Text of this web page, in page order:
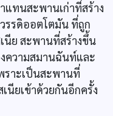
แทนสะพานเก่าที่สร้าง
รรดิออตโตมัน ที่ถูก
นีย สะพานที่สร้างขึ้น
ความสมานฉันท์และ
ราะเป็นสะพานที่
นียเข้าด้วยกันอีกครั้ง